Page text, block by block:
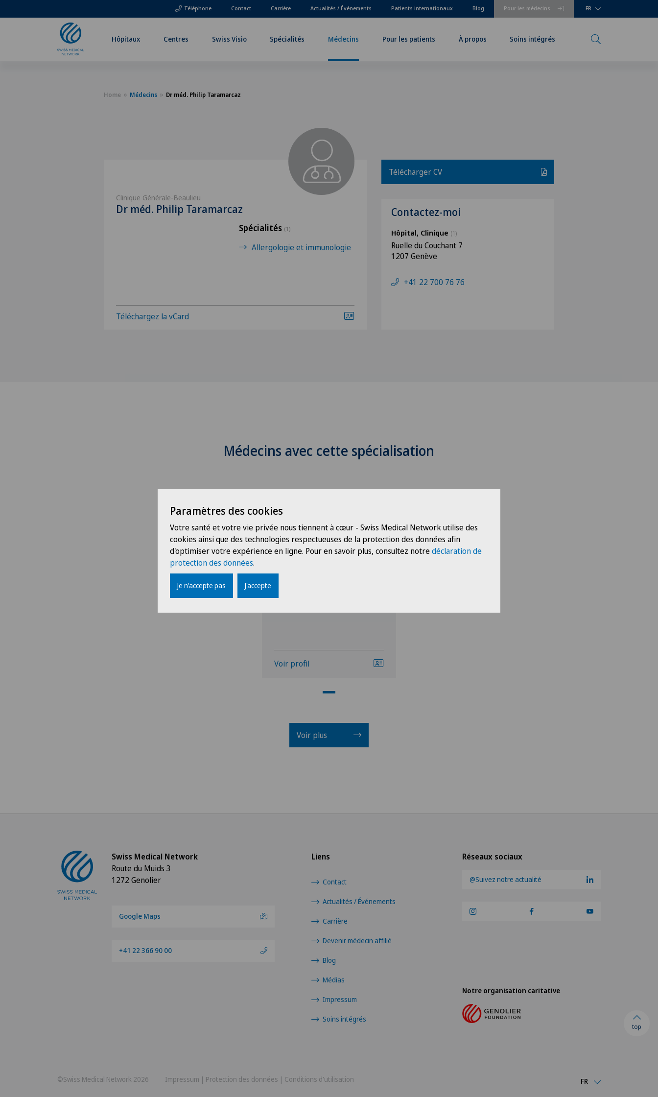
Téléphone Pour les médecins
Contact Carrière Actualités / Événements Patients internationaux Blog FR
Hôpitaux Centres Swiss Visio Spécialités Médecins Pour les patients À propos Soins intégrés
Home Médecins Dr méd. Philip Taramarcaz
Clinique Générale-Beaulieu
Dr méd. Philip Taramarcaz
Spécialités (1)
Allergologie et immunologie
Téléchargez la vCard
Télécharger CV
Contactez-moi
Hôpital, Clinique (1)
Ruelle du Couchant 7
1207 Genève
+41 22 700 76 76
Médecins avec cette spécialisation
Clinique Générale-Beaulieu
Deluze
Voir profil
Voir plus
Réseaux sociaux
@Suivez notre actualité
Liens
Contact
Actualités / Événements
Carrière
Devenir médecin affilié
Blog
Médias
Impressum
Soins intégrés
Swiss Medical Network
Route du Muids 3
1272 Genolier
Google Maps
+41 22 366 90 00
Notre organisation caritative
top
©Swiss Medical Network 2026 Impressum | Protection des données | Conditions d'utilisation FR
Paramètres des cookies
Votre santé et votre vie privée nous tiennent à cœur - Swiss Medical Network utilise des
cookies ainsi que des technologies respectueuses de la protection des données afin
d'optimiser votre expérience en ligne. Pour en savoir plus, consultez notredéclaration de
protection des données.
Je n'accepte pas J'accepte